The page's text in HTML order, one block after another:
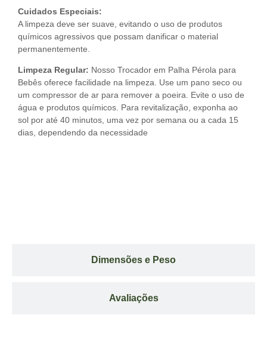
Dimensões e Peso
Avaliações
Cuidados Especiais:
A limpeza deve ser suave, evitando o uso de produtos
químicos agressivos que possam danificar o material
permanentemente.
Limpeza Regular: Nosso Trocador em Palha Pérola para
Bebês oferece facilidade na limpeza. Use um pano seco ou
um compressor de ar para remover a poeira. Evite o uso de
água e produtos químicos. Para revitalização, exponha ao
sol por até 40 minutos, uma vez por semana ou a cada 15
dias, dependendo da necessidade